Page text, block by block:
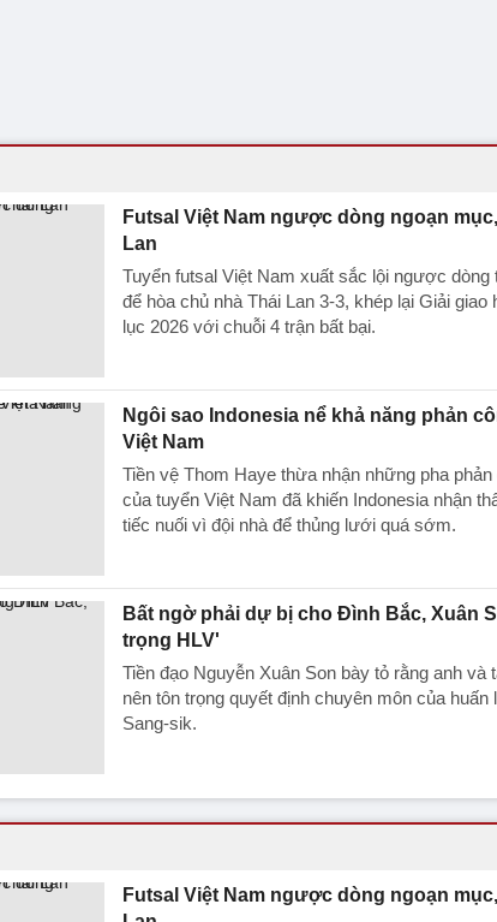
Futsal Việt Nam ngược dòng ngoạn
Lan
Tuyển futsal Việt Nam xuất sắc lội ngược dòng
để hòa chủ nhà Thái Lan 3-3, khép lại Giải giao
lục 2026 với chuỗi 4 trận bất bại.
Ngôi sao Indonesia nể khả năng phản
Việt Nam
Tiền vệ Thom Haye thừa nhận những pha
của tuyển Việt Nam đã khiến Indonesia nhận
tiếc nuối vì đội nhà để thủng lưới quá sớm.
Bất ngờ phải dự bị cho Đình Bắc, Xuân
trọng HLV'
Tiền đạo Nguyễn Xuân Son bày tỏ rằng anh và
nên tôn trọng quyết định chuyên môn của huấn
Sang-sik.
Futsal Việt Nam ngược dòng ngoạn